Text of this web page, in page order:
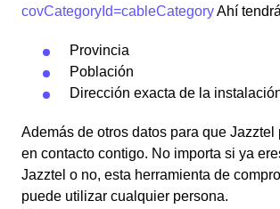
covCategoryId=cableCategoryAhí
Provincia
Población
Dirección exacta de la
Además de otros datos para que Jazztel
en contacto contigo. No importa si ya
Jazztel o no, esta herramienta de
puede utilizar cualquier persona.